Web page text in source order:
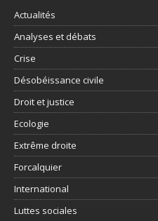
Actualités
Analyses et débats
Crise
Désobéissance civile
Droit et justice
Ecologie
Extrême droite
Forcalquier
International
Luttes sociales